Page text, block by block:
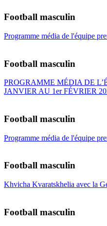
Football masculin
Programme média de l'équipe
Football masculin
PROGRAMME MÉDIA DE
JANVIER AU 1er FÉVRIER
Football masculin
Programme média de l'équipe
Football masculin
Khvicha Kvaratskhelia avec la
Football masculin